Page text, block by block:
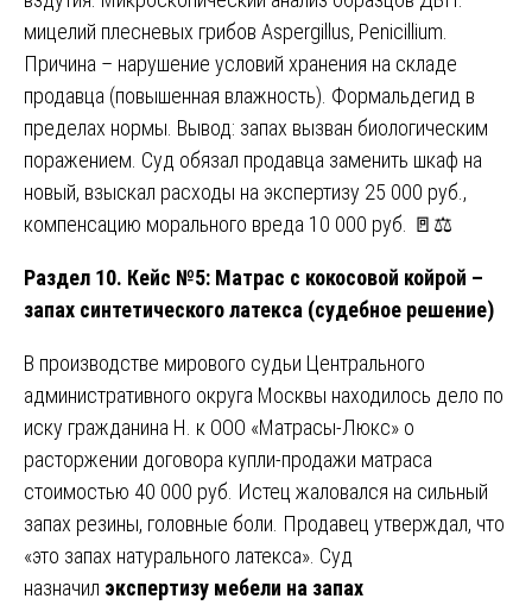
мицелий плесневых грибов Aspergillus, Penicillium.
Причина – нарушение условий хранения на складе
продавца (повышенная влажность). Формальдегид в
пределах нормы. Вывод: запах вызван биологическим
поражением. Суд обязал продавца заменить шкаф на
новый, взыскал расходы на экспертизу 25 000 руб.,
компенсацию морального вреда 10 000 руб. 🚪⚖️
Раздел 10. Кейс №5: Матрас с кокосовой койрой –
запах синтетического латекса (судебное решение)
В производстве мирового судьи Центрального
административного округа Москвы находилось дело по
иску гражданина Н. к ООО «Матрасы-Люкс» о
расторжении договора купли-продажи матраса
стоимостью 40 000 руб. Истец жаловался на сильный
запах резины, головные боли. Продавец утверждал, что
«это запах натурального латекса». Суд
назначил экспертизу мебели на запах